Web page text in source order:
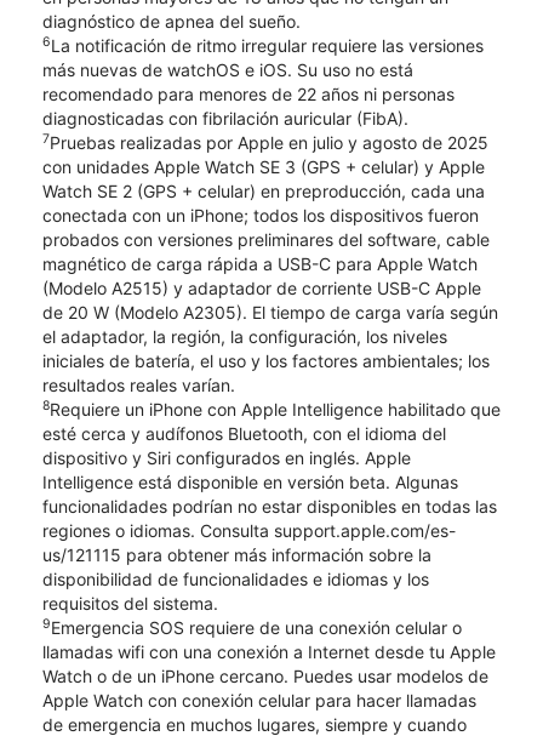
diagnóstico de apnea del sueño.
6La notificación de ritmo irregular requiere las versiones
más nuevas de watchOS e iOS. Su uso no está
recomendado para menores de 22 años ni personas
diagnosticadas con fibrilación auricular (FibA).
7Pruebas realizadas por Apple en julio y agosto de 2025
con unidades Apple Watch SE 3 (GPS + celular) y Apple
Watch SE 2 (GPS + celular) en preproducción, cada una
conectada con un iPhone; todos los dispositivos fueron
probados con versiones preliminares del software, cable
magnético de carga rápida a USB-C para Apple Watch
(Modelo A2515) y adaptador de corriente USB-C Apple
de 20 W (Modelo A2305). El tiempo de carga varía según
el adaptador, la región, la configuración, los niveles
iniciales de batería, el uso y los factores ambientales; los
resultados reales varían.
8Requiere un iPhone con Apple Intelligence habilitado que
esté cerca y audífonos Bluetooth, con el idioma del
dispositivo y Siri configurados en inglés. Apple
Intelligence está disponible en versión beta. Algunas
funcionalidades podrían no estar disponibles en todas las
regiones o idiomas. Consulta support.apple.com/es-
us/121115 para obtener más información sobre la
disponibilidad de funcionalidades e idiomas y los
requisitos del sistema.
9Emergencia SOS requiere de una conexión celular o
llamadas wifi con una conexión a Internet desde tu Apple
Watch o de un iPhone cercano. Puedes usar modelos de
Apple Watch con conexión celular para hacer llamadas
de emergencia en muchos lugares, siempre y cuando